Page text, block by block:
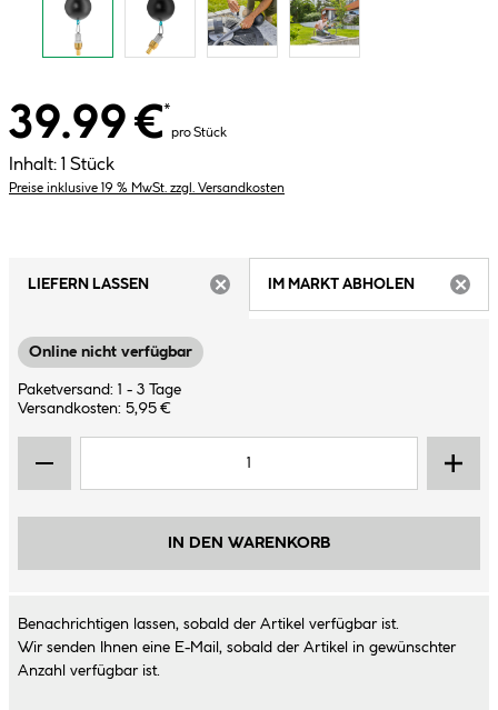
39.99 €*
pro Stück
Inhalt: 1 Stück
Preise inklusive 19 % MwSt. zzgl. Versandkosten
LIEFERN LASSEN
IM MARKT ABHOLEN
Online nicht verfügbar
Paketversand: 1 - 3 Tage
Versandkosten: 5,95 €
IN DEN WARENKORB
Benachrichtigen lassen, sobald der Artikel verfügbar ist.
Wir senden Ihnen eine E-Mail, sobald der Artikel in gewünschter
Anzahl verfügbar ist.